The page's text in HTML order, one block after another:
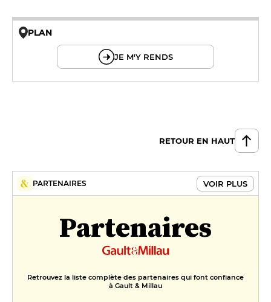
PLAN
JE M'Y RENDS
RETOUR EN HAUT
PARTENAIRES VOIR PLUS
Partenaires
Retrouvez la liste complète des partenaires qui font confiance
à Gault & Millau